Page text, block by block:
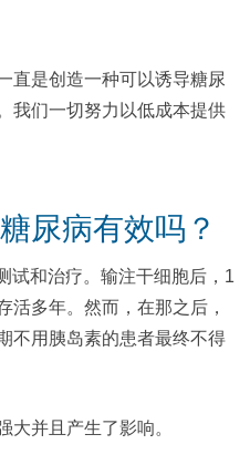
直是创造一种可以诱导糖尿
我们一切努力以低成本提供
尿病有效吗？
试和治疗。输注干细胞后，1
活多年。然而，在那之后，
不用胰岛素的患者最终不得
大并且产生了影响。